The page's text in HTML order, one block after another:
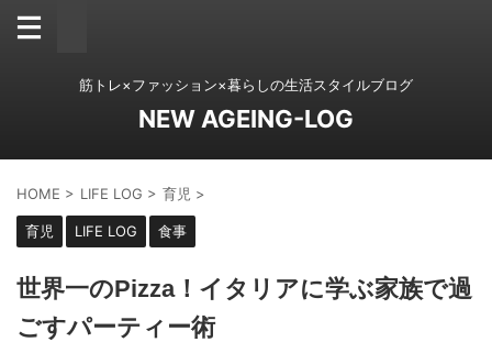
筋トレ×ファッション×暮らしの生活スタイルブログ
NEW AGEING-LOG
HOME > LIFE LOG > 育児 >
育児 LIFE LOG 食事
世界一のPizza！イタリアに学ぶ家族で過
ごすパーティー術